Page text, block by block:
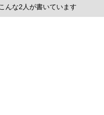
んな2人が書いています